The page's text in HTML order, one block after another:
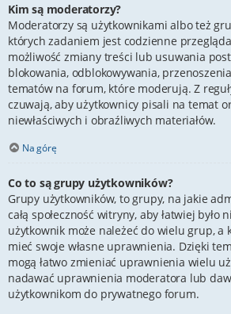
Kim są moderatorzy?
Moderatorzy są użytkownikami albo też
których zadaniem jest codzienne
możliwość zmiany treści lub usuwania
blokowania, odblokowywania,
tematów na forum, które moderują. Z
czuwają, aby użytkownicy pisali na temat
niewłaściwych i obraźliwych materiałów.
Na górę
Co to są grupy użytkowników?
Grupy użytkowników, to grupy, na jakie
całą społeczność witryny, aby łatwiej było
użytkownik może należeć do wielu grup, a
mieć swoje własne uprawnienia. Dzięki
mogą łatwo zmieniać uprawnienia wielu
nadawać uprawnienia moderatora lub
użytkownikom do prywatnego forum.